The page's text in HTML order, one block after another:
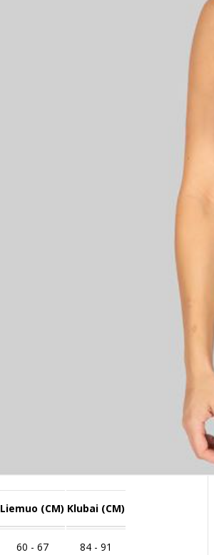
Liemuo (CM) Klubai (CM)
60 - 67 84 - 91